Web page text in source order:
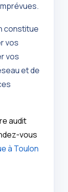
constitue
vos
vos
et de
audit
vous
à Toulon